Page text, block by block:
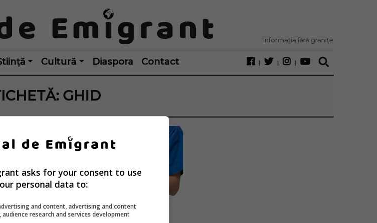
Informația fără granițe
Cultură Diaspora Contact
GHID
asks for your consent to use
personal data to:
and content, advertising and content
research and services development